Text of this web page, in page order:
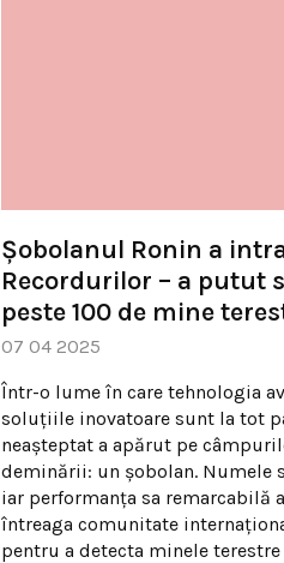
Șobolanul Ronin a
Recordurilor – a putut
peste 100 de mine
07 04 2025
Într-o lume în care tehnologia
soluțiile inovatoare sunt la tot
neașteptat a apărut pe
deminării: un șobolan. Numele
iar performanța sa remarcabilă
întreaga comunitate
pentru a detecta minele terestre